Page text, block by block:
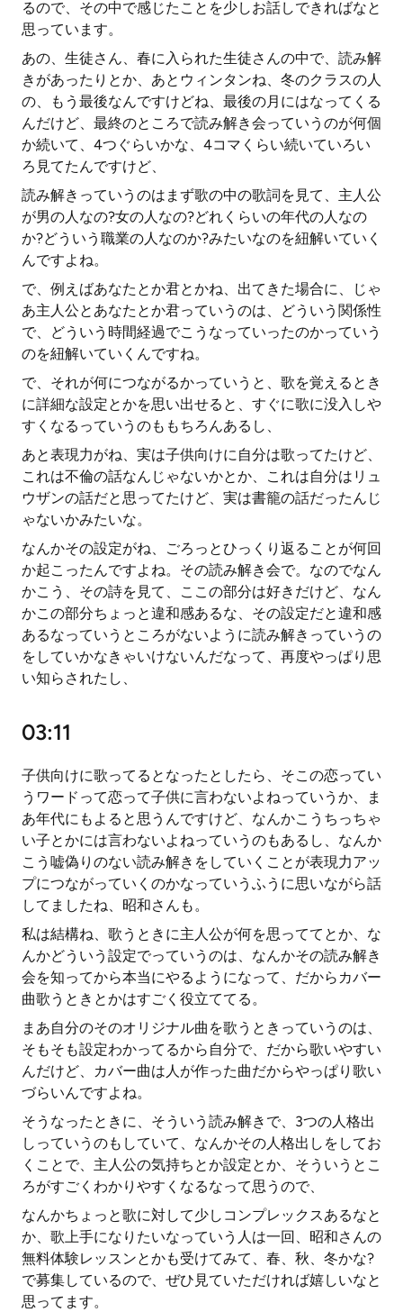
るので、その中で感じたことを少しお話しできればなと
思っています。
あの、生徒さん、春に入られた生徒さんの中で、読み解
きがあったりとか、あとウィンタンね、冬のクラスの人
の、もう最後なんですけどね、最後の月にはなってくる
んだけど、最終のところで読み解き会っていうのが何個
か続いて、4つぐらいかな、4コマくらい続いていろい
ろ見てたんですけど、
読み解きっていうのはまず歌の中の歌詞を見て、主人公
が男の人なの?女の人なの?どれくらいの年代の人なの
か?どういう職業の人なのか?みたいなのを紐解いていく
んですよね。
で、例えばあなたとか君とかね、出てきた場合に、じゃ
あ主人公とあなたとか君っていうのは、どういう関係性
で、どういう時間経過でこうなっていったのかっていう
のを紐解いていくんですね。
で、それが何につながるかっていうと、歌を覚えるとき
に詳細な設定とかを思い出せると、すぐに歌に没入しや
すくなるっていうのももちろんあるし、
あと表現力がね、実は子供向けに自分は歌ってたけど、
これは不倫の話なんじゃないかとか、これは自分はリュ
ウザンの話だと思ってたけど、実は書籠の話だったんじ
ゃないかみたいな。
なんかその設定がね、ごろっとひっくり返ることが何回
か起こったんですよね。その読み解き会で。なのでなん
かこう、その詩を見て、ここの部分は好きだけど、なん
かこの部分ちょっと違和感あるな、その設定だと違和感
あるなっていうところがないように読み解きっていうの
をしていかなきゃいけないんだなって、再度やっぱり思
い知らされたし、
03:11
子供向けに歌ってるとなったとしたら、そこの恋ってい
うワードって恋って子供に言わないよねっていうか、ま
あ年代にもよると思うんですけど、なんかこうちっちゃ
い子とかには言わないよねっていうのもあるし、なんか
こう嘘偽りのない読み解きをしていくことが表現力アッ
プにつながっていくのかなっていうふうに思いながら話
してましたね、昭和さんも。
私は結構ね、歌うときに主人公が何を思っててとか、な
んかどういう設定でっていうのは、なんかその読み解き
会を知ってから本当にやるようになって、だからカバー
曲歌うときとかはすごく役立ててる。
まあ自分のそのオリジナル曲を歌うときっていうのは、
そもそも設定わかってるから自分で、だから歌いやすい
んだけど、カバー曲は人が作った曲だからやっぱり歌い
づらいんですよね。
そうなったときに、そういう読み解きで、3つの人格出
しっていうのもしていて、なんかその人格出しをしてお
くことで、主人公の気持ちとか設定とか、そういうとこ
ろがすごくわかりやすくなるなって思うので、
なんかちょっと歌に対して少しコンプレックスあるなと
か、歌上手になりたいなっていう人は一回、昭和さんの
無料体験レッスンとかも受けてみて、春、秋、冬かな?
で募集しているので、ぜひ見ていただければ嬉しいなと
思ってます。